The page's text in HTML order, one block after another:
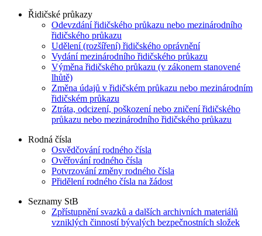
Řidičské průkazy
Odevzdání řidičského průkazu nebo mezinárodního
řidičského průkazu
Udělení (rozšíření) řidičského oprávnění
Vydání mezinárodního řidičského průkazu
Výměna řidičského průkazu (v zákonem stanovené
lhůtě)
Změna údajů v řidičském průkazu nebo mezinárodním
řidičském průkazu
Ztráta, odcizení, poškození nebo zničení řidičského
průkazu nebo mezinárodního řidičského průkazu
Rodná čísla
Osvědčování rodného čísla
Ověřování rodného čísla
Potvrzování změny rodného čísla
Přidělení rodného čísla na žádost
Seznamy StB
Zpřístupnění svazků a dalších archivních materiálů
vzniklých činností bývalých bezpečnostních složek